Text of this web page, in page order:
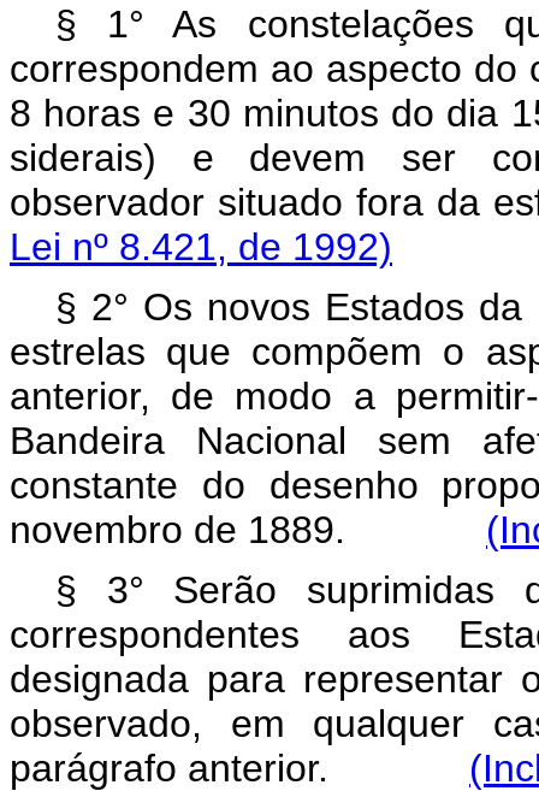
§ 1° As constelações
correspondem ao aspecto
8 horas e 30 minutos do dia
siderais) e devem ser
observador situado
Lei nº 8.421, de 1992)
§ 2° Os novos Estados
estrelas que compõem o
anterior, de modo a
Bandeira Nacional sem
constante do desenho
novembro de 1889.
§ 3° Serão suprimidas
correspondentes aos
designada para representar
observado, em qualquer
parágrafo anterior.